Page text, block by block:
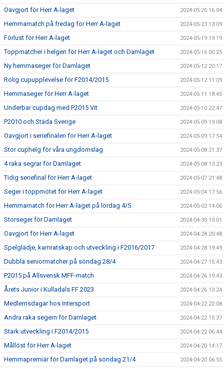
Oavgjort för Herr A-laget 2024-05-25 16:04
Hemmamatch på fredag för Herr A-laget 2024-05-23 13:09
Förlust för Herr A-laget 2024-05-19 19:19
Toppmatcher i helgen för Herr A-laget och Damlaget 2024-05-16 00:25
Ny hemmaseger för Damlaget 2024-05-12 20:17
Rolig cupupplevelse för F2014/2015 2024-05-12 11:09
Hemmaseger för Herr A-laget 2024-05-11 18:45
Underbar cupdag med P2015 Vit 2024-05-10 22:47
P2010 och Städa Sverige 2024-05-09 19:08
Oavgjort i seriefinalen för Herr A-laget 2024-05-09 17:54
Stor cuphelg för våra ungdomslag 2024-05-08 21:37
4 raka segrar för Damlaget 2024-05-08 13:23
Tidig seriefinal för Herr A-laget 2024-05-07 21:48
Seger i toppmötet för Herr A-laget 2024-05-04 17:56
Hemmamatch för Herr A-laget på lördag 4/5 2024-05-02 14:06
Storseger för Damlaget 2024-04-30 10:01
Oavgjort för Herr A-laget 2024-04-28 20:48
Spelglädje, kamratskap och utveckling i F2016/2017 2024-04-28 19:49
Dubbla seniormatcher på söndag 28/4 2024-04-27 15:43
P2015 på Allsvensk MFF-match 2024-04-26 19:43
Årets Junior i Kulladals FF 2023 2024-04-26 13:24
Medlemsdagar hos Intersport 2024-04-22 22:08
Andra raka segern för Damlaget 2024-04-22 15:37
Stark utveckling i F2014/2015 2024-04-22 06:44
Mållöst för Herr A-laget 2024-04-20 14:17
Hemmapremiär för Damlaget på söndag 21/4 2024-04-20 06:55